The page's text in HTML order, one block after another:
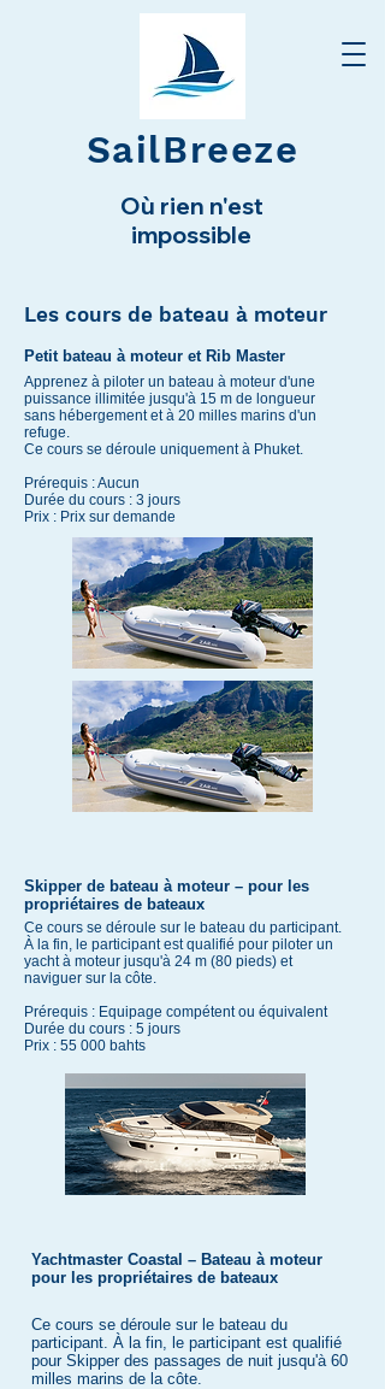
SailBreeze
Où rien n'est
impossible
Les cours de bateau à moteur
Petit bateau à moteur et Rib Master
Apprenez à piloter un bateau à moteur d'une
puissance illimitée jusqu'à 15 m de longueur
sans hébergement et à 20 milles marins d'un
refuge.
Ce cours se déroule uniquement à Phuket.
Prérequis : Aucun
Durée du cours : 3 jours
Prix : Prix sur demande
Skipper de bateau à moteur – pour les
propriétaires de bateaux
Ce cours se déroule sur le bateau du participant.
À la fin, le participant est qualifié pour piloter un
yacht à moteur jusqu'à 24 m (80 pieds) et
naviguer sur la côte.
Prérequis : Equipage compétent ou équivalent
Durée du cours : 5 jours
Prix : 55 000 bahts
Yachtmaster Coastal – Bateau à moteur
pour les propriétaires de bateaux
Ce cours se déroule sur le bateau du
participant. À la fin, le participant est qualifié
pour Skipper des passages de nuit jusqu'à 60
milles marins de la côte.